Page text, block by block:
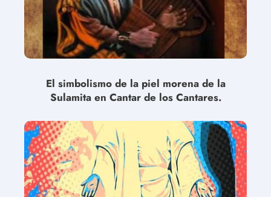
El simbolismo de la piel morena de la
Sulamita en Cantar de los Cantares.